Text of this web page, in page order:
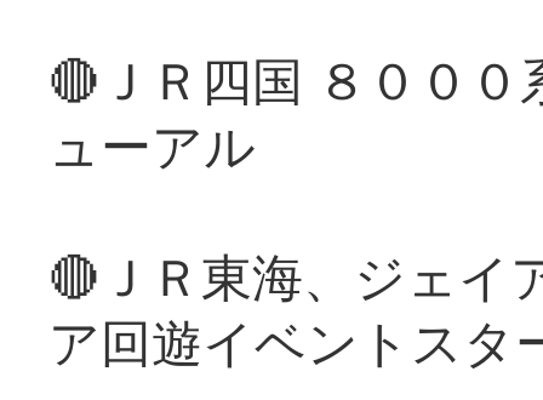
🔴ＪＲ四国 ８００
ューアル
🔴ＪＲ東海、ジェイ
ア回遊イベントスタ